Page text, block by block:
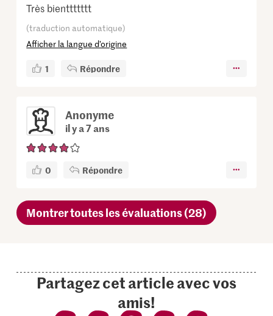
Très bienttttttt
(traduction automatique)
Afficher la langue d’origine
1 Répondre
Anonyme
il y a 7 ans
0 Répondre
Montrer toutes les évaluations (28)
Partagez cet article avec vos
amis!